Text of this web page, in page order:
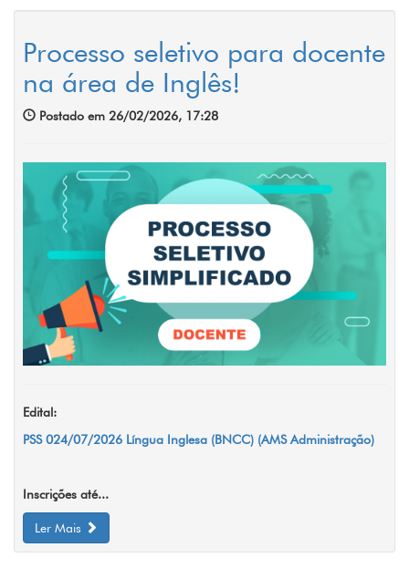
Processo seletivo para docente
na área de Inglês!
Postado em 26/02/2026, 17:28
Edital:
PSS 024/07/2026 Língua Inglesa (BNCC) (AMS Administração)
Inscrições até...
Ler Mais